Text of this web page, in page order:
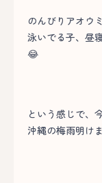
のんびりアオウ
泳いでる子、昼
😂
という感じで、
沖縄の梅雨明け